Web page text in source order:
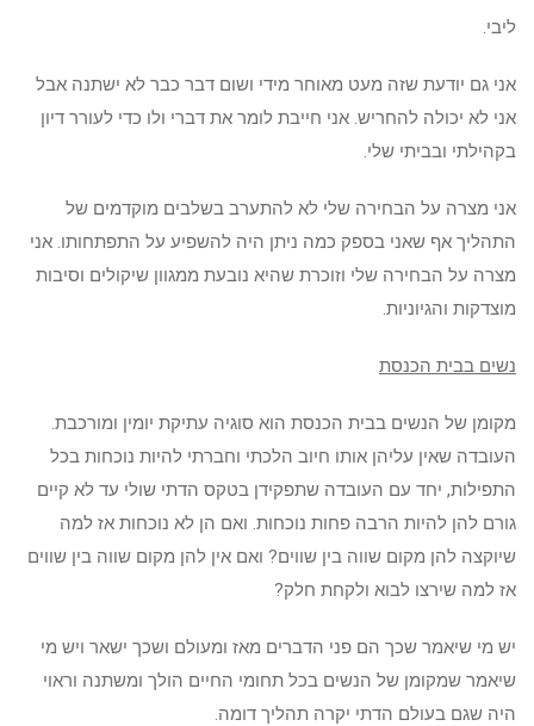
ליבי.
אני גם יודעת שזה מעט מאוחר מידי ושום דבר כבר לא ישתנה אבל
אני לא יכולה להחריש. אני חייבת לומר את דברי ולו כדי לעורר דיון
בקהילתי ובביתי שלי.
אני מצרה על הבחירה שלי לא להתערב בשלבים מוקדמים של
התהליך אף שאני בספק כמה ניתן היה להשפיע על התפתחותו. אני
מצרה על הבחירה שלי וזוכרת שהיא נובעת ממגוון שיקולים וסיבות
מוצדקות והגיוניות.
נשים בבית הכנסת
מקומן של הנשים בבית הכנסת הוא סוגיה עתיקת יומין ומורכבת.
העובדה שאין עליהן אותו חיוב הלכתי וחברתי להיות נוכחות בכל
התפילות, יחד עם העובדה שתפקידן בטקס הדתי שולי עד לא קיים
גורם להן להיות הרבה פחות נוכחות. ואם הן לא נוכחות אז למה
שיוקצה להן מקום שווה בין שווים? ואם אין להן מקום שווה בין שווים
אז למה שירצו לבוא ולקחת חלק?
יש מי שיאמר שכך הם פני הדברים מאז ומעולם ושכך ישאר ויש מי
שיאמר שמקומן של הנשים בכל תחומי החיים הולך ומשתנה וראוי
היה שגם בעולם הדתי יקרה תהליך דומה.